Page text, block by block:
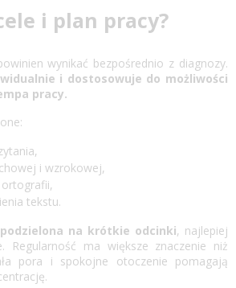
i plan pracy?
wynikać bezpośrednio z diagnozy.
i dostosowuje do możliwości
pracy.
i wzrokowej,
tekstu.
na krótkie odcinki, najlepiej
Regularność ma większe znaczenie niż
pora i spokojne otoczenie pomagają